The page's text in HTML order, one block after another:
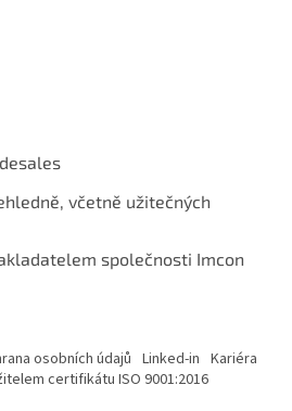
včetně užitečných
společnosti Imcon
osobních údajů Linked-in Kariéra
certifikátu ISO 9001:2016